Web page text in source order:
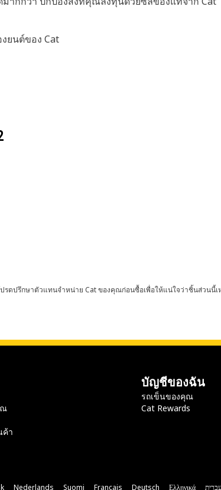
ยนต์ของ Cat
ดปรึกษาตัวแทนจำหน่าย Cat ของคุณก่อนซื้อเพื่อให้แน่ใจว่าชิ้นส่วนนี้
ณ
ค้า
บัญชีของฉัน
รถเข็นของคุณ
Cat Rewards
Nederlands Suomi Français Deutsch Ελληνικά עברית